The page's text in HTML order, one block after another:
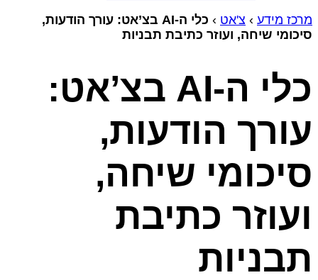
מרכז מידע › צ'אט ›
כלי ה‑AI בצ’אט: עורך הודעות,
סיכומי שיחה, ועוזר כתיבת תבניות
כלי ה‑AI בצ’אט:
עורך הודעות,
סיכומי שיחה,
ועוזר כתיבת
תבניות